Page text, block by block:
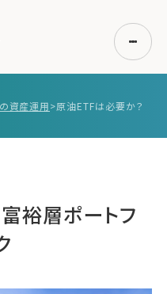
資産運用>
裕層ポートフ